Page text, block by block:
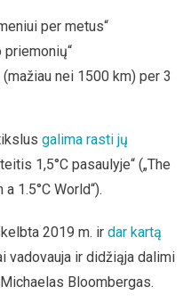
per metus“
nei 1500 km) per 3
galima rasti jų
1,5°C pasaulyje“ („The
1.5°C World“).
2019 m. ir dar kartą
vadovauja ir didžiąja dalimi
Bloombergas.